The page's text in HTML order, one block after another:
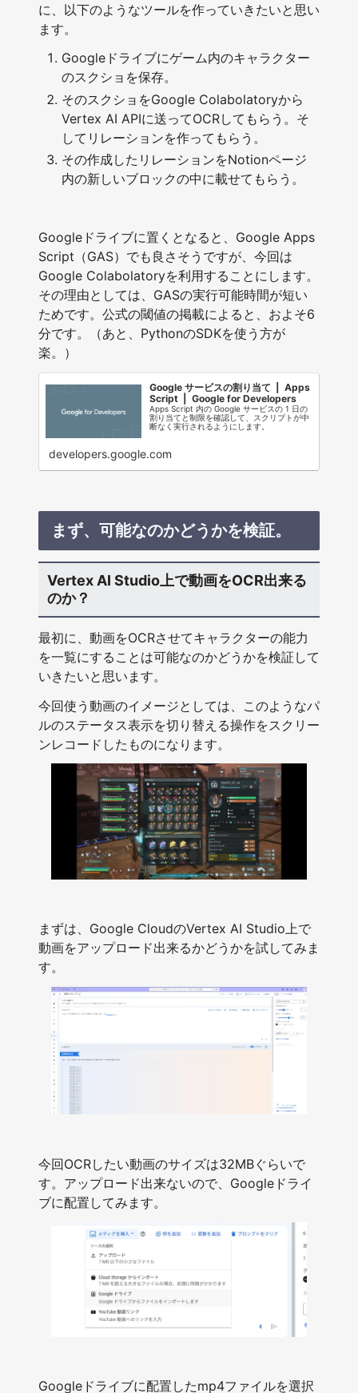
に、以下のようなツールを作っていきたいと思い
ます。
Googleドライブにゲーム内のキャラクター
のスクショを保存。
そのスクショをGoogle Colabolatoryから
Vertex AI APIに送ってOCRしてもらう。そ
してリレーションを作ってもらう。
その作成したリレーションをNotionページ
内の新しいブロックの中に載せてもらう。
Googleドライブに置くとなると、Google Apps
Script（GAS）でも良さそうですが、今回は
Google Colabolatoryを利用することにします。
その理由としては、GASの実行可能時間が短い
ためです。公式の閾値の掲載によると、およそ6
分です。（あと、PythonのSDKを使う方が
楽。）
Google サービスの割り当て | Apps
Script | Google for Developers
Apps Script 内の Google サービスの 1 日の
割り当てと制限を確認して、スクリプトが中
断なく実行されるようにします。
developers.google.com
まず、可能なのかどうかを検証。
Vertex AI Studio上で動画をOCR出来る
のか？
最初に、動画をOCRさせてキャラクターの能力
を一覧にすることは可能なのかどうかを検証して
いきたいと思います。
今回使う動画のイメージとしては、このようなパ
ルのステータス表示を切り替える操作をスクリー
ンレコードしたものになります。
まずは、Google CloudのVertex AI Studio上で
動画をアップロード出来るかどうかを試してみま
す。
今回OCRしたい動画のサイズは32MBぐらいで
す。アップロード出来ないので、Googleドライ
ブに配置してみます。
Googleドライブに配置したmp4ファイルを選択